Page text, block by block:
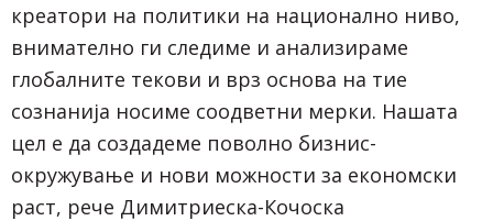
креатори на политики на национално ниво,
внимателно ги следиме и анализираме
глобалните текови и врз основа на тие
сознанија носиме соодветни мерки. Нашата
цел е да создадеме поволно бизнис-
окружување и нови можности за економски
раст, рече Димитриеска-Кочоска